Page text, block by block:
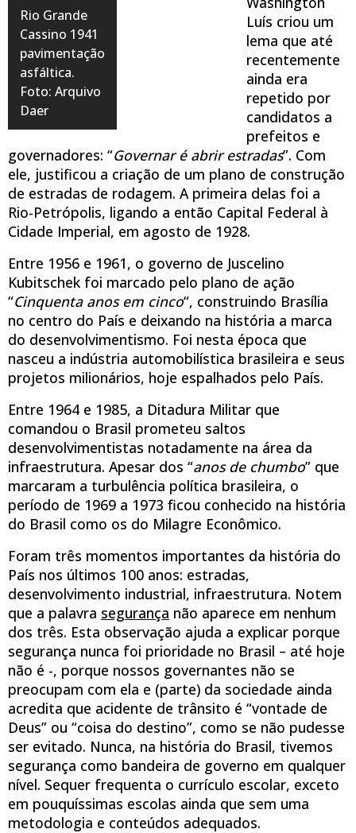
Rio Grande
Cassino 1941
pavimentação
asfáltica.
Foto: Arquivo
Daer
Luís criou um
lema que até
recentemente
ainda era
repetido por
candidatos a
prefeitos e
governadores: “Governar é abrir estradas”. Com
ele, justificou a criação de um plano de construção
de estradas de rodagem. A primeira delas foi a
Rio-Petrópolis, ligando a então Capital Federal à
Cidade Imperial, em agosto de 1928.
Entre 1956 e 1961, o governo de Juscelino
Kubitschek foi marcado pelo plano de ação
“Cinquenta anos em cinco“, construindo Brasília
no centro do País e deixando na história a marca
do desenvolvimentismo. Foi nesta época que
nasceu a indústria automobilística brasileira e seus
projetos milionários, hoje espalhados pelo País.
Entre 1964 e 1985, a Ditadura Militar que
comandou o Brasil prometeu saltos
desenvolvimentistas notadamente na área da
infraestrutura. Apesar dos “anos de chumbo” que
marcaram a turbulência política brasileira, o
período de 1969 a 1973 ficou conhecido na história
do Brasil como os do Milagre Econômico.
Foram três momentos importantes da história do
País nos últimos 100 anos: estradas,
desenvolvimento industrial, infraestrutura. Notem
que a palavra segurança não aparece em nenhum
dos três. Esta observação ajuda a explicar porque
segurança nunca foi prioridade no Brasil – até hoje
não é -, porque nossos governantes não se
preocupam com ela e (parte) da sociedade ainda
acredita que acidente de trânsito é “vontade de
Deus” ou “coisa do destino”, como se não pudesse
ser evitado. Nunca, na história do Brasil, tivemos
segurança como bandeira de governo em qualquer
nível. Sequer frequenta o currículo escolar, exceto
em pouquíssimas escolas ainda que sem uma
metodologia e conteúdos adequados.